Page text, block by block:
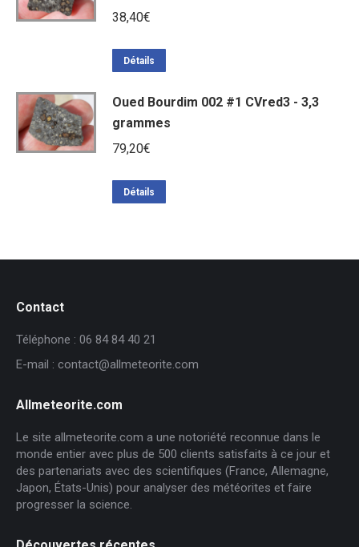
38,40€
Détails
Oued Bourdim 002 #1 CVred3 - 3,3
grammes
79,20€
Détails
Contact
Téléphone : 06 84 84 40 21
E-mail : contact@allmeteorite.com
Allmeteorite.com
Le site allmeteorite.com a une notoriété reconnue dans le
monde entier avec plus de 500 clients satisfaits à ce jour et
des partenariats avec des scientifiques (France, Allemagne,
Japon, États-Unis) pour analyser des météorites et faire
progresser la science.